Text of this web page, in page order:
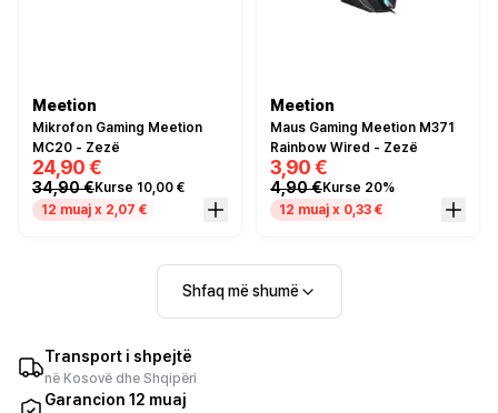
Meetion
Mikrofon Gaming Meetion
MC20 - Zezë
24,90 €
34,90 €Kurse 10,00 €
12 muaj x 2,07 €
Meetion
Maus Gaming Meetion M371
Rainbow Wired - Zezë
3,90 €
4,90 €Kurse 20%
12 muaj x 0,33 €
Shfaq më shumë
Transport i shpejtë
në Kosovë dhe Shqipëri
Garancion 12 muaj